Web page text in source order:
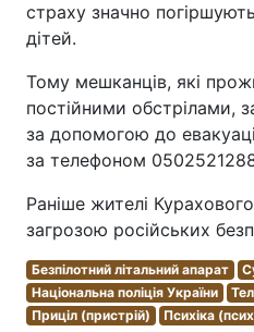
страху значно
дітей.
Тому мешканців, які
постійними обстрілами,
за допомогою до
за телефоном
Раніше жителі
загрозою російських
Безпілотний літальний апарат
Національна поліція України
Приціл (пристрій)
Психіка